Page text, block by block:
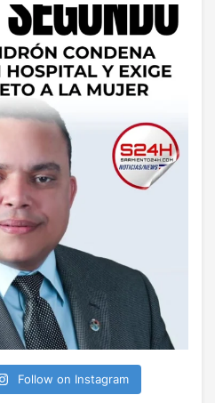
Follow on Instagram